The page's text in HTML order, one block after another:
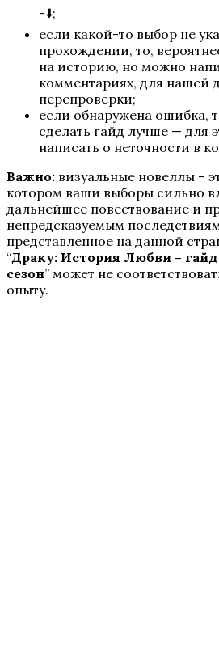
Бездушная
Эдемов Сад
-⬇️;
если какой-то выбор не
прохождении, то,
на историю, но можно
комментариях, для нашей
перепроверки;
если обнаружена ошибка,
сделать гайд лучше — для
написать о неточности в
Важно: визуальные новеллы –
котором ваши выборы сильно
дальнейшее повествование и
непредсказуемым
представленное на данной
“Драку: История Любви –
сезон” может не
опыту.